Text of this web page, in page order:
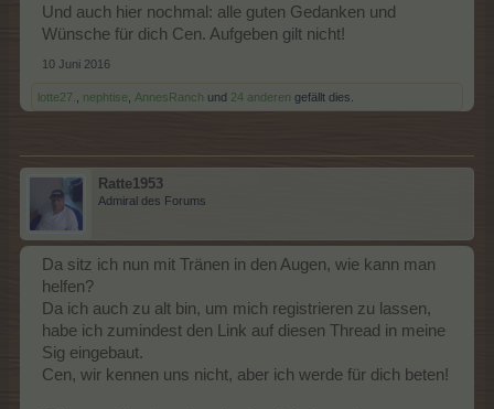
Und auch hier nochmal: alle guten Gedanken und
Wünsche für dich Cen. Aufgeben gilt nicht!
10 Juni 2016
lotte27. nephtise AnnesRanch und 24 anderen gefällt dies.
Ratte1953
Admiral des Forums
Da sitz ich nun mit Tränen in den Augen, wie kann man
helfen?
Da ich auch zu alt bin, um mich registrieren zu lassen,
habe ich zumindest den Link auf diesen Thread in meine
Sig eingebaut.
Cen, wir kennen uns nicht, aber ich werde für dich beten!